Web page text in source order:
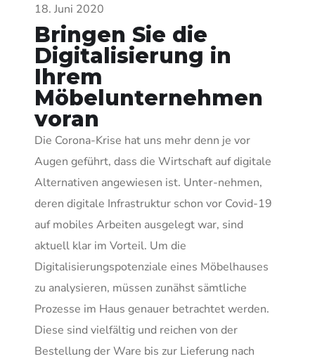
18. Juni 2020
Bringen Sie die
Digitalisierung in
Ihrem
Möbelunternehmen
voran
Die Corona-Krise hat uns mehr denn je vor
Augen geführt, dass die Wirtschaft auf digitale
Alternativen angewiesen ist. Unter-nehmen,
deren digitale Infrastruktur schon vor Covid-19
auf mobiles Arbeiten ausgelegt war, sind
aktuell klar im Vorteil. Um die
Digitalisierungspotenziale eines Möbelhauses
zu analysieren, müssen zunähst sämtliche
Prozesse im Haus genauer betrachtet werden.
Diese sind vielfältig und reichen von der
Bestellung der Ware bis zur Lieferung nach